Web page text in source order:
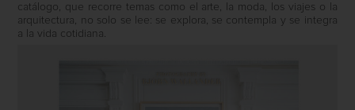
catálogo, que recorre temas como el arte, la moda, los viajes o la
arquitectura, no solo se lee: se explora, se contempla y se integra
a la vida cotidiana.